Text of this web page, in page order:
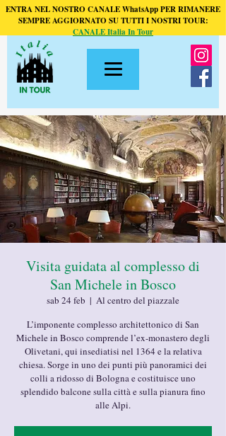
ENTRA NEL NOSTRO CANALE WhatsApp PER RIMANERE
SEMPRE AGGIORNATO SU TUTTI I NOSTRI TOUR:
CANALE Italia In Tour
Visita guidata al complesso di
San Michele in Bosco
sab 24 feb
  |
Al centro del piazzale
L’imponente complesso architettonico di San
Michele in Bosco comprende l’ex-monastero degli
Olivetani, qui insediatisi nel 1364 e la relativa
chiesa. Sorge in uno dei punti più panoramici dei
colli a ridosso di Bologna e costituisce uno
splendido balcone sulla città e sulla pianura fino
alle Alpi.